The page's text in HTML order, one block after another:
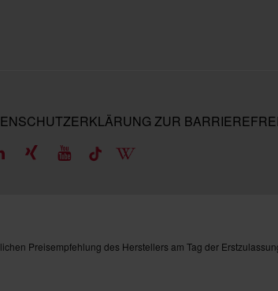
ERKLÄRUNG ZUR
Preisempfehlung des Herstellers am Tag der